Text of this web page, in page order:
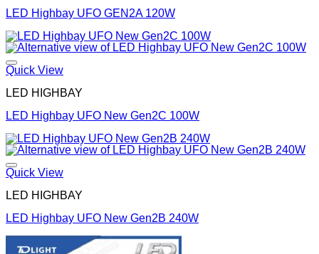
LED Highbay UFO GEN2A 120W
Quick View
LED HIGHBAY
LED Highbay UFO New Gen2C 100W
Quick View
LED HIGHBAY
LED Highbay UFO New Gen2B 240W